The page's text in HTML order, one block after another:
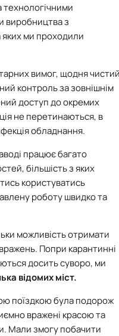
виробництва з
яких ми проходили
вимог, щодня
контроль за зовнішнім
доступ до окремих
не перетинаються, в
обладнання.
працює багато
більшість з яких
користуватись
роботу швидко та
можливість отримати
Попри карантинні
досить суворо, ми
відомих міст.
поїздкою була подорож
вражені красою та
Мали змогу побачити